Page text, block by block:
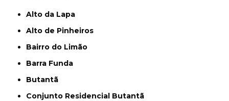
Alto da Lapa
Alto de Pinheiros
Bairro do Limão
Barra Funda
Butantã
Conjunto Residencial Butantã